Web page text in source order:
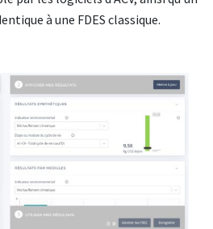
à une FDES classique.